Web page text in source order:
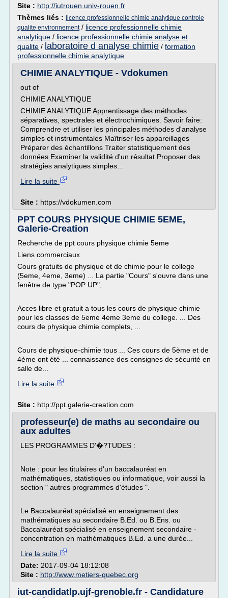
Site : http://iutrouen.univ-rouen.fr
Thèmes liés : licence professionnelle chimie analytique controle
qualite environnement/ licence professionnelle chimie
analytique / licence professionnelle chimie analyse et
qualite / laboratoire d analyse chimie / formation
professionnelle chimie analytique
CHIMIE ANALYTIQUE - Vdokumen
out of
CHIMIE ANALYTIQUE
CHIMIE ANALYTIQUE Apprentissage des méthodes
séparatives, spectrales et électrochimiques. Savoir faire:
Comprendre et utiliser les principales méthodes d'analyse
simples et instrumentales Maîtriser les appareillages
Préparer des échantillons Traiter statistiquement des
données Examiner la validité d'un résultat Proposer des
stratégies analytiques simples...
Lire la suite
Site : https://vdokumen.com
PPT COURS PHYSIQUE CHIMIE 5EME,
Galerie-Creation
Recherche de ppt cours physique chimie 5eme
Liens commerciaux
Cours gratuits de physique et de chimie pour le college
(5eme, 4eme, 3eme) ... La partie "Cours" s'ouvre dans une
fenêtre de type "POP UP", ...
Acces libre et gratuit a tous les cours de physique chimie
pour les classes de 5eme 4eme 3eme du college. ... Des
cours de physique chimie complets, ...
Cours de physique-chimie tous ... Ces cours de 5ème et de
4ème ont été ... connaissance des consignes de sécurité en
salle de...
Lire la suite
Site : http://ppt.galerie-creation.com
professeur(e) de maths au secondaire ou
aux adultes
LES PROGRAMMES D'�?TUDES :
Note : pour les titulaires d'un baccalauréat en
mathématiques, statistiques ou informatique, voir aussi la
section " autres programmes d'études ".
Le Baccalauréat spécialisé en enseignement des
mathématiques au secondaire B.Ed. ou B.Ens. ou
Baccalauréat spécialisé en enseignement secondaire -
concentration en mathématiques B.Ed. a une durée...
Lire la suite
Date: 2017-09-04 18:12:08
Site : http://www.metiers-quebec.org
iut-candidatlp.ujf-grenoble.fr - Candidature